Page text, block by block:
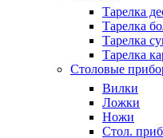
Тарелка
Тарелка
Тарелка
Тарелка
Столовые
Вилки
Ложки
Ножи
Стол.